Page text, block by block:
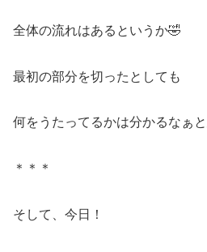
全体の流れはあるというか🤣
最初の部分を切ったとしても
何をうたってるかは分かるなぁと
＊＊＊
そして、今日！